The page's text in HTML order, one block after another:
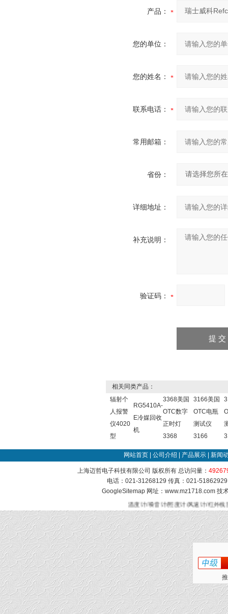
产品：
您的单位：
您的姓名：
联系电话：
常用邮箱：
省份：
详细地址：
补充说明：
验证码：
相关同类产品：
辐射个
人报警
仪4020
型
RG5410A-
E冷媒回收
机
3368美国
OTC数字
正时灯
3368
3166美国
OTC电瓶
测试仪
3166
网站首页 公司介绍 产品展示 新闻
上海迈哲电子科技有限公司 版权所有 总访问量：
电话：021-31268129 传真：021-
GoogleSitemap网址：www.mz1718.com 技
温度计/噪音计/照度计/风速计/红外